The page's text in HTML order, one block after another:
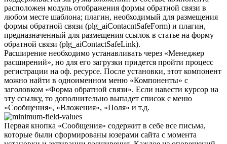
расположен модуль отображения формы обратной связи в
любом месте шаблона; плагин, необходимый для размещения
формы обратной связи (plg_aiContacntSafeForm) и плагин,
предназначенный для размещения ссылок в статье на форму
обратной связи (plg_aiContactSafeLink).
Расширение необходимо устанавливать через «Менеджер
расширений», но для его загрузки придется пройти процесс
регистрации на оф. ресурсе. После установки, этот компонент
можно найти в одноименном меню «Компоненты» с
заголовком «Форма обратной связи». Если навести курсор на
эту ссылку, то дополнительно выпадет список с меню
«Сообщения», «Вложения», «Поля» и т.д.
Первая кнопка «Сообщения» содержит в себе все письма,
которые были сформированы юзерами сайта с момента